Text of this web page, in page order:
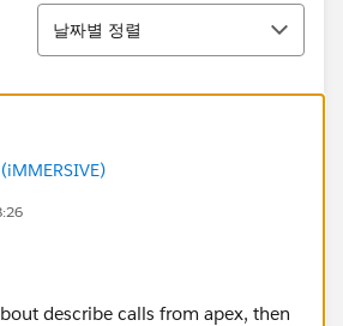
정렬
날짜별 정렬
describe calls from apex, then